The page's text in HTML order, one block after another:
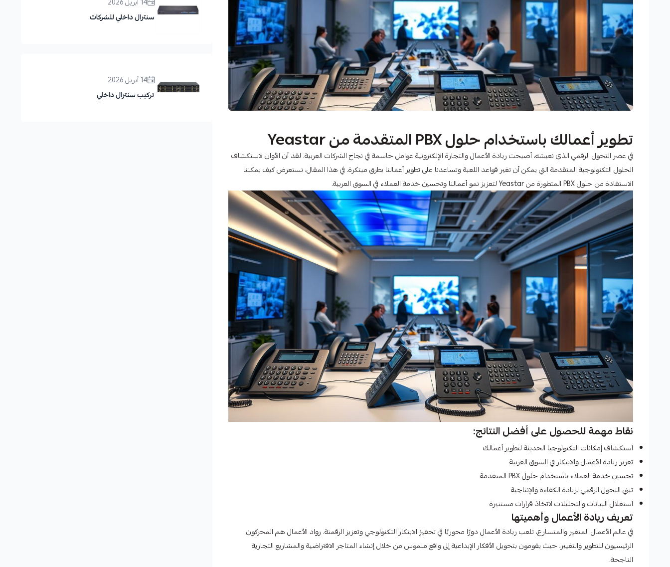
تطوير أعمالك باستخدام حلول PBX المتقدمة من Yeastar
في عصر التحول الرقمي الذي نعيشه، أصبحت ريادة الأعمال والتجارة الإلكترونية عوامل حاسمة في نجاح الشركات العربية. لقد آن الأوان لاستكشاف
الحلول التكنولوجية المتقدمة التي يمكن أن تغير قواعد اللعبة وتساعدنا على تطوير أعمالنا بطرق مبتكرة. في هذا المقال، نستعرض كيف يمكننا
الاستفادة من حلول PBX المتطورة من Yeastar لتعزيز نمو أعمالنا وتحسين خدمة العملاء في السوق العربية.
نقاط مهمة للحصول على أفضل النتائج:
استكشاف إمكانات التكنولوجيا الحديثة لتطوير أعمالك
تعزيز ريادة الأعمال والابتكار في السوق العربية
تحسين خدمة العملاء باستخدام حلول PBX المتقدمة
تبني التحول الرقمي لزيادة الكفاءة والإنتاجية
استغلال البيانات والتحليلات لاتخاذ قرارات مستنيرة
تعريف ريادة الأعمال وأهميتها
في عالم الأعمال المتغير والمتسارع، تلعب ريادة الأعمال دورًا محوريًا في تحفيز الابتكار التكنولوجي وتعزيز الرقمنة. رواد الأعمال هم المحركون
الرئيسيون للتطوير والتغيير، حيث يقومون بتحويل الأفكار الإبداعية إلى واقع ملموس من خلال إنشاء المتاجر الافتراضية والمشاريع التجارية
الناجحة.
سنترال داخلي للشركات
14 أبريل 2026
تركيب سنترال داخلي